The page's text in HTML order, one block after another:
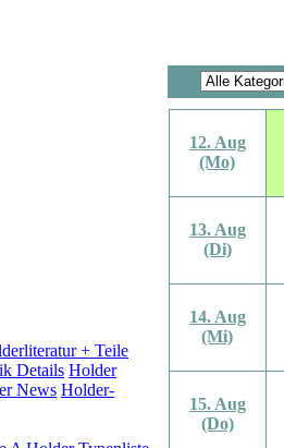
+ Teile
Details Holder
News Holder-
12. Aug
(Mo)
13. Aug
(Di)
14. Aug
(Mi)
15. Aug
(Do)